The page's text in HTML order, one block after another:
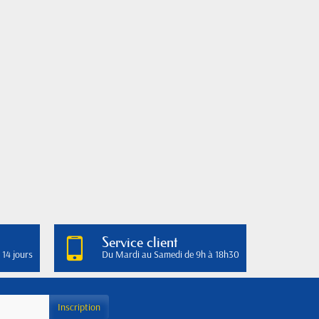
jours
Service client
Du Mardi au Samedi de 9h à 18h30